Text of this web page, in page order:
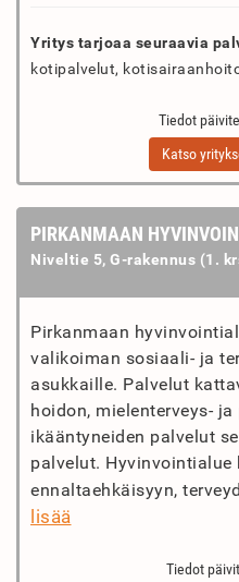
Yritys tarjoaa seuraavia
kotipalvelut,
Tiedot
Katso
PIRKANMAAN
Niveltie 5, G-rakennus (1.
Pirkanmaan
valikoiman sosiaali- ja
asukkaille. Palvelut
hoidon, mielenterveys-
ikääntyneiden palvelut
palvelut. Hyvinvointialue
ennaltaehkäisyyn,
lisää
Tiedot